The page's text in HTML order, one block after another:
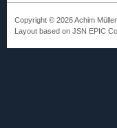
Copyright © 2026 Achim
Layout based on JSN EPIC